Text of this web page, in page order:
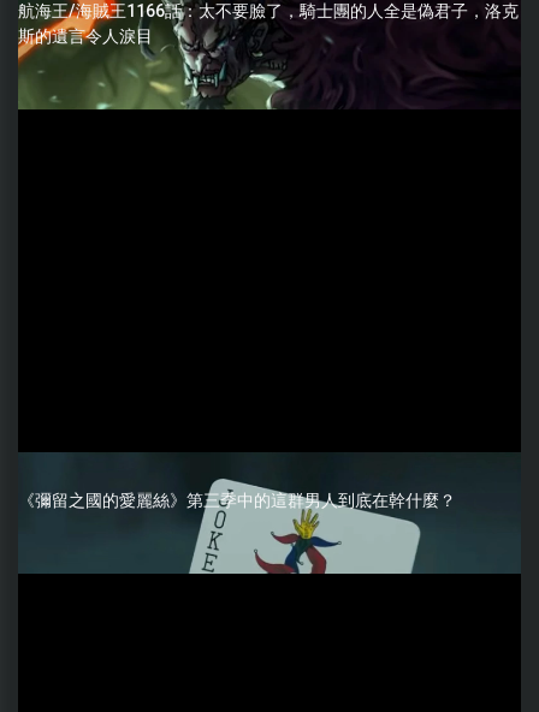
航海王/海賊王1166話：太不要臉了，騎士團的人全是偽君子，洛克
斯的遺言令人淚目
《彌留之國的愛麗絲》第三季中的這群男人到底在幹什麼？